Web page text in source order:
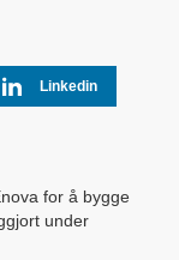
Linkedin
for å bygge
under